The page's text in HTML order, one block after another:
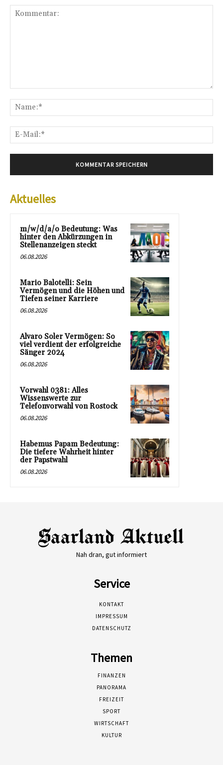
Aktuelles
m/w/d/a/o Bedeutung: Was
hinter den Abkürzungen in
Stellenanzeigen steckt
06.08.2026
Mario Balotelli: Sein
Vermögen und die Höhen und
Tiefen seiner Karriere
06.08.2026
Alvaro Soler Vermögen: So
viel verdient der erfolgreiche
Sänger 2024
06.08.2026
Vorwahl 0381: Alles
Wissenswerte zur
Telefonvorwahl von Rostock
06.08.2026
Habemus Papam Bedeutung:
Die tiefere Wahrheit hinter
der Papstwahl
06.08.2026
Nah dran, gut informiert
Service
KONTAKT
IMPRESSUM
DATENSCHUTZ
Themen
FINANZEN
PANORAMA
FREIZEIT
SPORT
WIRTSCHAFT
KULTUR